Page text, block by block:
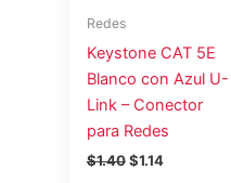
Redes
Keystone CAT 5E
Blanco con Azul U-
Link – Conector
para Redes
$1.40 $1.14